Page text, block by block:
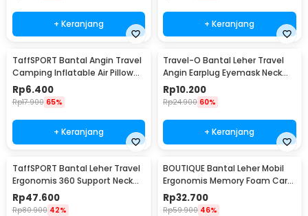
+ Keranjang + Keranjang
TaffSPORT Bantal Angin Travel
Camping Inflatable Air Pillow
330x220mm - XLZT-15
Rp6.400
Rp17.900 65%
+ Keranjang
Travel-O Bantal Leher Travel
Angin Earplug Eyemask Neck
Pillow - RH20
Rp10.200
Rp24.900 60%
+ Keranjang
TaffSPORT Bantal Leher Travel
Ergonomis 360 Support Neck
Pillow - NF302
Rp47.600
Rp80.900 42%
BOUTIQUE Bantal Leher Mobil
Ergonomis Memory Foam Car
Headrest Pillow - CAR247
Rp32.700
Rp59.900 46%